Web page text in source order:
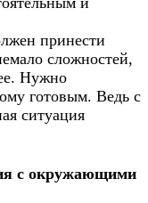
принести
сложностей,
Нужно
готовым. Ведь с
ситуация
с окружающими